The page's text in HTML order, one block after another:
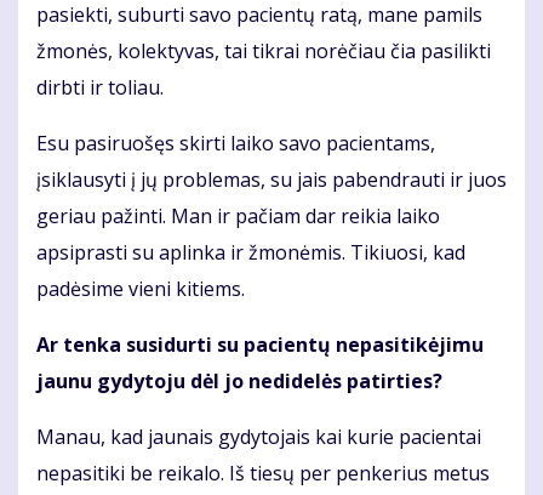
pasiekti, suburti savo pacientų ratą, mane pamils
žmonės, kolektyvas, tai tikrai norėčiau čia pasilikti
dirbti ir toliau.
Esu pasiruošęs skirti laiko savo pacientams,
įsiklausyti į jų problemas, su jais pabendrauti ir juos
geriau pažinti. Man ir pačiam dar reikia laiko
apsiprasti su aplinka ir žmonėmis. Tikiuosi, kad
padėsime vieni kitiems.
Ar tenka susidurti su pacientų nepasitikėjimu
jaunu gydytoju dėl jo nedidelės patirties?
Manau, kad jaunais gydytojais kai kurie pacientai
nepasitiki be reikalo. Iš tiesų per penkerius metus